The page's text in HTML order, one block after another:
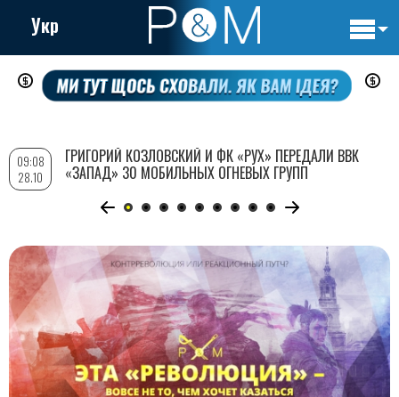
Перейти
содержанию
Укр
09:08
28.10
ГРИГОРИЙ КОЗЛОВСКИЙ И ФК «РУХ» ПЕРЕДАЛИ ВВК
«ЗАПАД» 30 МОБИЛЬНЫХ ОГНЕВЫХ ГРУПП